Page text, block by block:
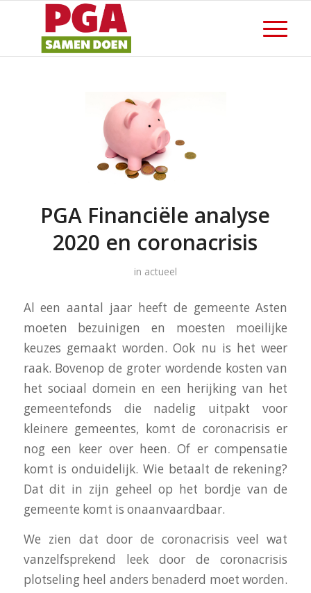
PGA Financiële analyse
2020 en coronacrisis
in actueel
Al een aantal jaar heeft de gemeente Asten
moeten bezuinigen en moesten moeilijke
keuzes gemaakt worden. Ook nu is het weer
raak. Bovenop de groter wordende kosten van
het sociaal domein en een herijking van het
gemeentefonds die nadelig uitpakt voor
kleinere gemeentes, komt de coronacrisis er
nog een keer over heen. Of er compensatie
komt is onduidelijk. Wie betaalt de rekening?
Dat dit in zijn geheel op het bordje van de
gemeente komt is onaanvaardbaar.
We zien dat door de coronacrisis veel wat
vanzelfsprekend leek door de coronacrisis
plotseling heel anders benaderd moet worden.